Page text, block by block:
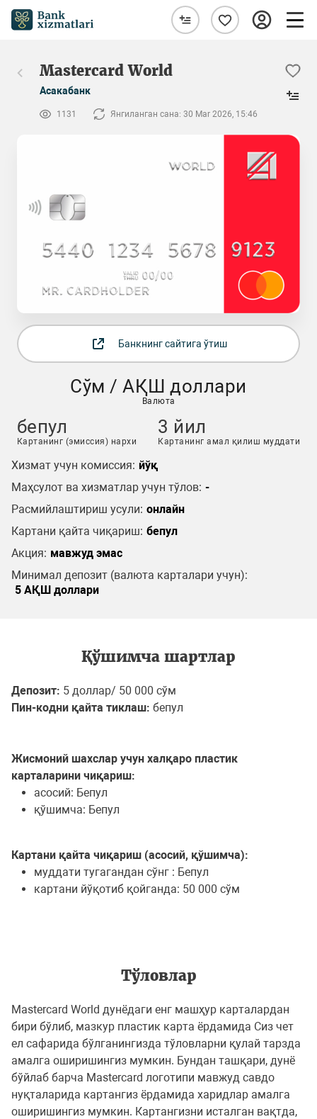
Mastercard World
Асакабанк
1131 Янгиланган сана: 30 Mar 2026, 15:46
Банкнинг сайтига ўтиш
Сўм / АҚШ доллари
Валюта
бепул
Картанинг (эмиссия) нархи
3 йил
Картанинг амал қилиш муддати
Хизмат учун комиссия: йўқ
Маҳсулот ва хизматлар учун тўлов: -
Расмийлаштириш усули: онлайн
Картани қайта чиқариш: бепул
Акция: мавжуд эмас
Минимал депозит (валюта карталари учун):
5 АҚШ доллари
Қўшимча шартлар
Депозит: 5 доллар/ 50 000 сўм
Пин-кодни қайта тиклаш: бепул
Жисмоний шахслар учун халқаро пластик
карталарини чиқариш:
асосий: Бепул
қўшимча: Бепул
Картани қайта чиқариш (асосий, қўшимча):
муддати тугагандан сўнг : Бепул
картани йўқотиб қойганда: 50 000 сўм
Тўловлар
Mastercard World дунёдаги енг машҳур карталардан
бири бўлиб, мазкур пластик карта ёрдамида Сиз чет
ел сафарида бўлганингизда тўловларни қулай тарзда
амалга оширишингиз мумкин. Бундан ташқари, дунё
бўйлаб барча Mastercard логотипи мавжуд савдо
нуқталарида картангиз ёрдамида харидлар амалга
оширишингиз мумкин. Картангизни исталган вақтда,